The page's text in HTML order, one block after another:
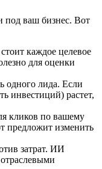
под ваш бизнес. Вот
каждое целевое
для оценки
одного лида. Если
инвестиций) растет,
кликов по вашему
предложит изменить
затрат. ИИ